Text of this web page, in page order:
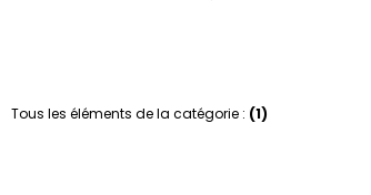
Tous les éléments de la catégorie : (1)